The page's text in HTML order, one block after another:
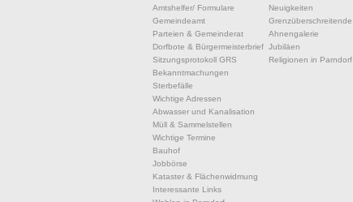
Amtshelfer/ Formulare
Gemeindeamt
Parteien & Gemeinderat
Dorfbote & Bürgermeisterbrief
Sitzungsprotokoll GRS
Bekanntmachungen
Sterbefälle
Wichtige Adressen
Abwasser und Kanalisation
Müll & Sammelstellen
Wichtige Termine
Bauhof
Jobbörse
Kataster & Flächenwidmung
Interessante Links
Neuigkeiten
Ahnengalerie
Jubiläen
Religionen in Parndorf